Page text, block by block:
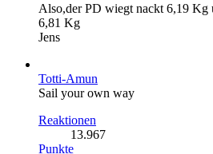
Also,der PD wiegt nackt 6,19 Kg
6,81 Kg
Jens
Totti-Amun
Sail your own way
Reaktionen
13.967
Punkte